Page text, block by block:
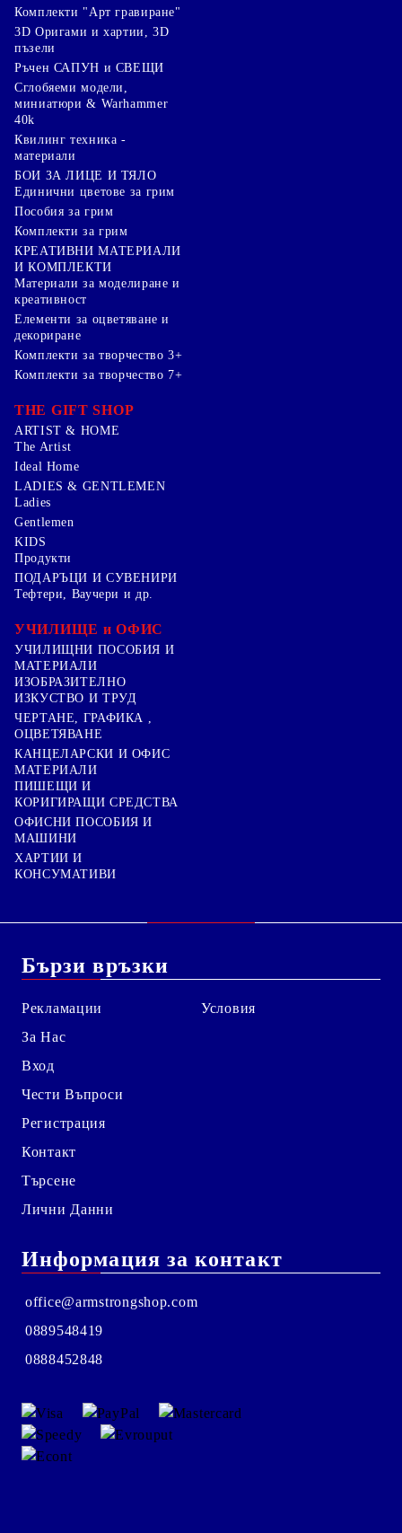
Комплекти "Арт гравиране"
3D Оригами и хартии, 3D
пъзели
Ръчен САПУН и СВЕЩИ
Сглобяеми модели,
миниатюри & Warhammer
40k
Квилинг техника -
материали
БОИ ЗА ЛИЦЕ И ТЯЛО
Единични цветове за грим
Пособия за грим
Комплекти за грим
КРЕАТИВНИ МАТЕРИАЛИ
И КОМПЛЕКТИ
Mатериали за моделиране и
креативност
Елементи за оцветяване и
декориране
Комплекти за творчество 3+
Комплекти за творчество 7+
THE GIFT SHOP
ARTIST & HOME
The Artist
Ideal Home
LADIES & GENTLEMEN
Ladies
Gentlemen
KIDS
Продукти
ПОДАРЪЦИ И СУВЕНИРИ
Тефтери, Ваучери и др.
УЧИЛИЩЕ и ОФИС
УЧИЛИЩНИ ПОСОБИЯ И
МАТЕРИАЛИ
ИЗОБРАЗИТЕЛНО
ИЗКУСТВО И ТРУД
ЧЕРТАНЕ, ГРАФИКА ,
ОЦВЕТЯВАНЕ
КАНЦЕЛАРСКИ И ОФИС
МАТЕРИАЛИ
ПИШЕЩИ И
КОРИГИРАЩИ СРЕДСТВА
ОФИСНИ ПОСОБИЯ И
МАШИНИ
ХАРТИИ И
КОНСУМАТИВИ
Бързи връзки
Рекламации
За Нас
Вход
Чести Въпроси
Регистрация
Контакт
Търсене
Лични Данни
Условия
Информация за контакт
office@armstrongshop.com
0889548419
0888452848